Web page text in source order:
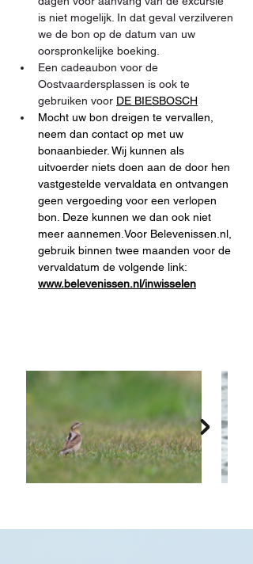
is niet mogelijk. In dat geval verzilveren
we de bon op de datum van uw
oorspronkelijke boeking.
Een cadeaubon voor de
Oostvaardersplassen is ook te
gebruiken voor DE BIESBOSCH
Mocht uw bon dreigen te vervallen,
neem dan contact op met uw
bonaanbieder. Wij kunnen als
uitvoerder niets doen aan de door hen
vastgestelde vervaldata en ontvangen
geen vergoeding voor een verlopen
bon. Deze kunnen we dan ook niet
meer aannemen.Voor Belevenissen.nl,
gebruik binnen twee maanden voor de
vervaldatum de volgende link:
www.belevenissen.nl/inwisselen